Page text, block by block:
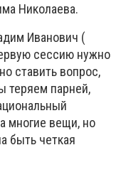
Николаева.
Иванович (
сессию нужно
ставить вопрос,
теряем парней,
многие вещи, но
быть четкая